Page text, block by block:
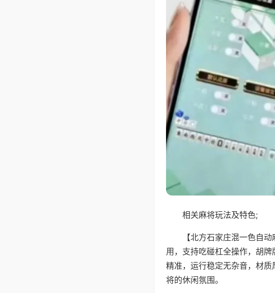
相关麻将玩法及特色;
【北方石家庄混一色自
用，支持吃碰杠全操作，胡
精准，运行稳定无杂音，材
将的休闲氛围。